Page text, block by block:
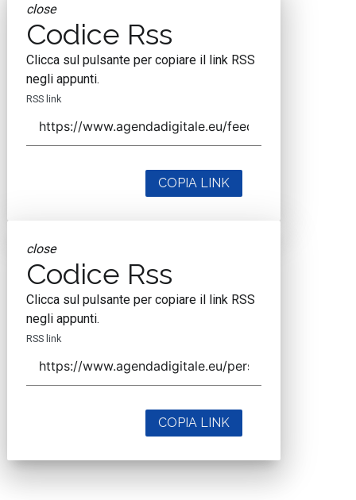
close
Codice Rss
Clicca sul pulsante per copiare il link RSS
negli appunti.
RSS link
COPIA LINK
close
Codice Rss
Clicca sul pulsante per copiare il link RSS
negli appunti.
RSS link
COPIA LINK